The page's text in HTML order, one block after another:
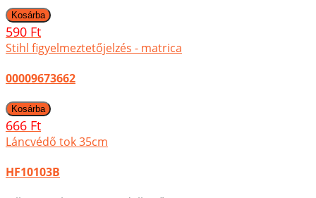
590 Ft
Stihl figyelmeztetőjelzés - matrica
00009673662
666 Ft
Láncvédő tok 35cm
HF10103B